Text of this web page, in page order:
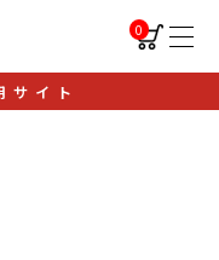
0
サイト